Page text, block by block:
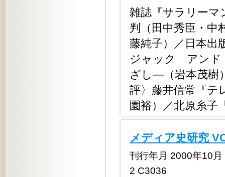
雑誌『サラリーマ
判（田中秀臣・中
藤純子）／日本出
ジャック アンド
ざし―（岩本茂樹
評〉藤井信常『
園裕）／北原糸子
メディア史研究
刊行年月 2000年10
2 C3036